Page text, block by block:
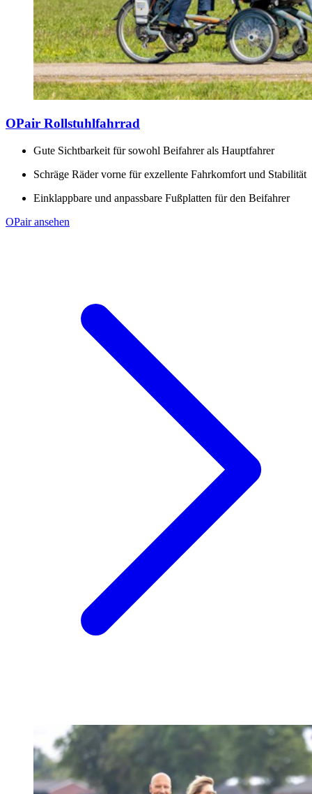
OPair Rollstuhlfahrrad
Gute Sichtbarkeit für sowohl Beifahrer als Hauptfahrer
Schräge Räder vorne für exzellente Fahrkomfort und Stabilität
Einklappbare und anpassbare Fußplatten für den Beifahrer
OPair ansehen